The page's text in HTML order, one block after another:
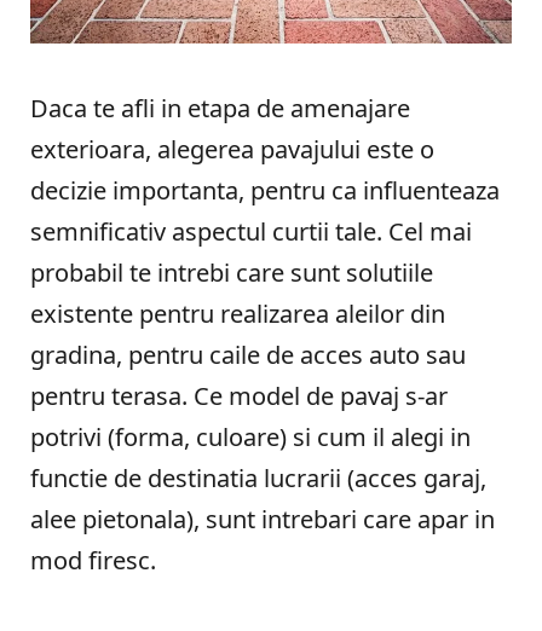
Daca te afli in etapa de amenajare
exterioara, alegerea pavajului este o
decizie importanta, pentru ca influenteaza
semnificativ aspectul curtii tale. Cel mai
probabil te intrebi care sunt solutiile
existente pentru realizarea aleilor din
gradina, pentru caile de acces auto sau
pentru terasa. Ce model de pavaj s-ar
potrivi (forma, culoare) si cum il alegi in
functie de destinatia lucrarii (acces garaj,
alee pietonala), sunt intrebari care apar in
mod firesc.